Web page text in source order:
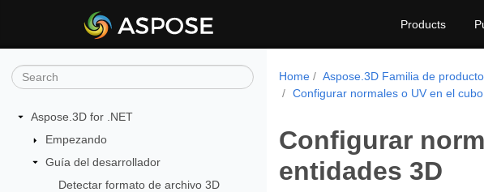
Products
Aspose.3D for .NET
Empezando
Guía del desarrollador
Detectar formato de archivo 3D
Home Aspose.3D Familia de
Configurar normales o UV en el
Configurar
entidades 3D